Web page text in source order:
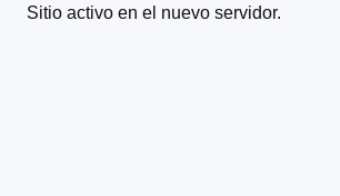
Sitio activo en el nuevo servidor.